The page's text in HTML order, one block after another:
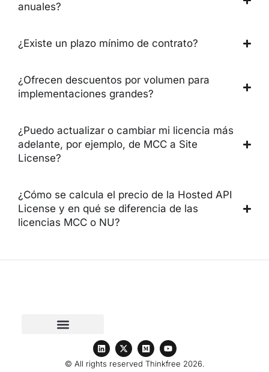
anuales?
¿Existe un plazo mínimo de contrato?
¿Ofrecen descuentos por volumen para
implementaciones grandes?
¿Puedo actualizar o cambiar mi licencia más
adelante, por ejemplo, de MCC a Site
License?
¿Cómo se calcula el precio de la Hosted API
License y en qué se diferencia de las
licencias MCC o NU?
© All rights reserved Thinkfree 2026.